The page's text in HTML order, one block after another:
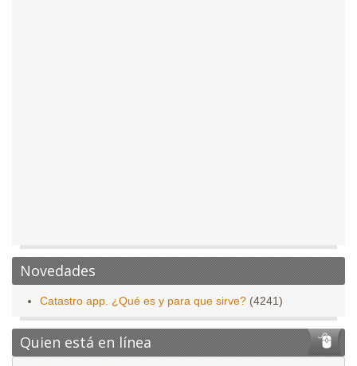
Novedades
Catastro app. ¿Qué es y para que sirve? (4241)
Quien está en línea